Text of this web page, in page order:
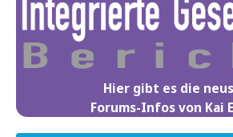
Hier gibt es die
Forums-Infos von Kai